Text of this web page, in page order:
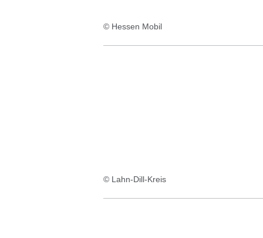
© Hessen Mobil
© Lahn-Dill-Kreis